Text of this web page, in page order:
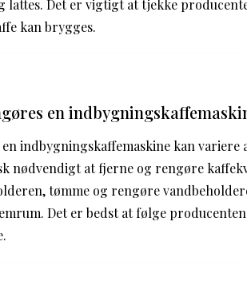
lattes. Det er vigtigt at tjekke
kan brygges.
en
indbygningskaffemaskine kan
nødvendigt at fjerne og rengøre
tømme og rengøre
Det er bedst at følge